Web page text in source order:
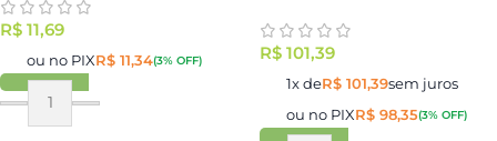
R$ 11,69
ou no PIXR$ 11,34(3% OFF) R$ 101,39
1x deR$ 101,39sem juros
ou no PIXR$ 98,35(3% OFF)